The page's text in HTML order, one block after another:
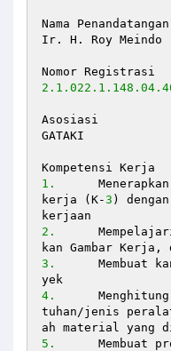
Nama
Ir. H. Roy Meindo
2.1 .022 .1 .148 .04
Asosiasi
GATAKI
1.
kerja (K-3 )
2.
3.
4.
tuhan/jenis
5.